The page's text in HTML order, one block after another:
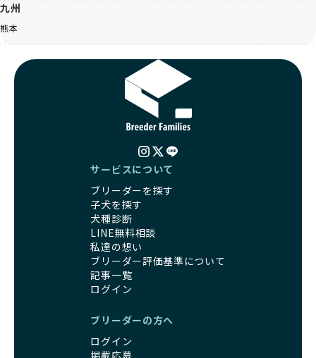
九州
熊本
サービスについて
ブリーダーを探す
子犬を探す
犬種診断
LINE無料相談
私達の想い
ブリーダー評価基準について
記事一覧
ログイン
ブリーダーの方へ
ログイン
掲載応募